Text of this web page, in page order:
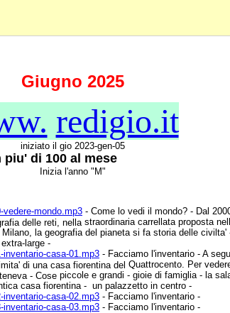
Giugno 2025
redigio.it
iniziato il gio 2023-gen-05
piu' di 100 al mese
Inizia l'anno "M"
vedere-mondo.mp3 - Come lo vedi il mondo? - Dal
delle reti, nella straordinaria carrellata proposta
Milano, la geografia del pianeta si fa storia delle civilta'
large -
inventario-casa-01.mp3 - Facciamo l'inventario - A
di una casa fiorentina del Quattrocento. Per
- Cose piccole e grandi - gioie di famiglia - la
casa fiorentina - un palazzetto in centro -
inventario-casa-02.mp3 - Facciamo l'inventario -
inventario-casa-03.mp3 - Facciamo l'inventario -